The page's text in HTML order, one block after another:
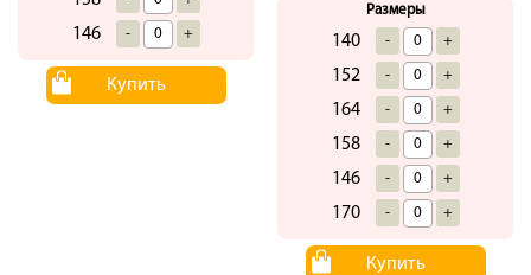
146 - +
Купить
Размеры
140 - +
152 - +
164 - +
158 - +
146 - +
170 - +
Купить